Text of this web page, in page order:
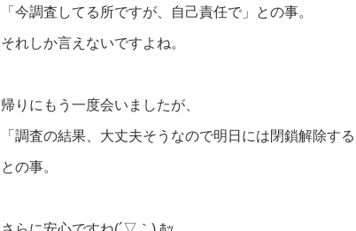
「今調査してる所ですが、自己責任で」との事。
それしか言えないですよね。
帰りにもう一度会いましたが、
「調査の結果、大丈夫そうなので明日には閉鎖解除す
との事。